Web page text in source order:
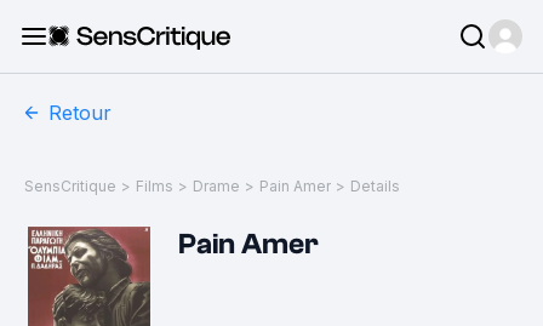
Retour
SensCritique > Films > Drame > Pain Amer > Details
Pain Amer